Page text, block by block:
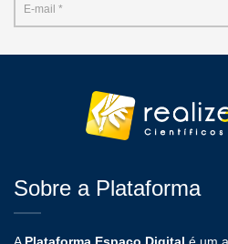
Sobre a Plataforma